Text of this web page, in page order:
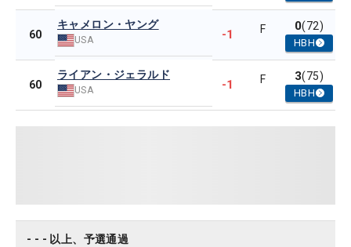
60
キャメロン・ヤング
USA -1 F 0(72)
HBH
60
ライアン・ジェラルド
USA -1 F 3(75)
HBH
- - - 以上、予選通過